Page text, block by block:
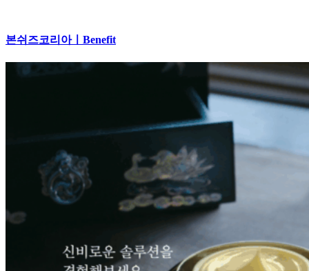
본쉬즈코리아ㅣBenefit